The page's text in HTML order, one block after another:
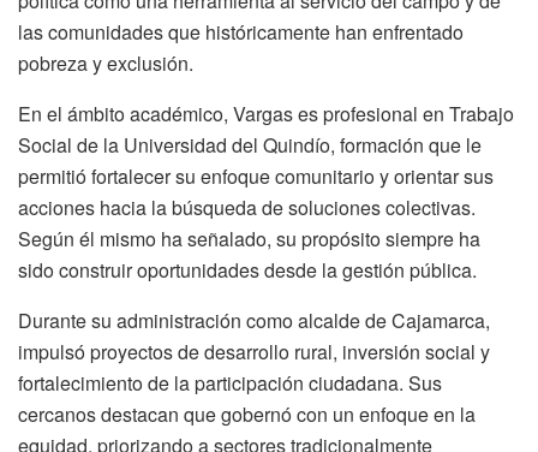
las comunidades que históricamente han enfrentado
pobreza y exclusión.
En el ámbito académico, Vargas es profesional en Trabajo
Social de la Universidad del Quindío, formación que le
permitió fortalecer su enfoque comunitario y orientar sus
acciones hacia la búsqueda de soluciones colectivas.
Según él mismo ha señalado, su propósito siempre ha
sido construir oportunidades desde la gestión pública.
Durante su administración como alcalde de Cajamarca,
impulsó proyectos de desarrollo rural, inversión social y
fortalecimiento de la participación ciudadana. Sus
cercanos destacan que gobernó con un enfoque en la
equidad, priorizando a sectores tradicionalmente